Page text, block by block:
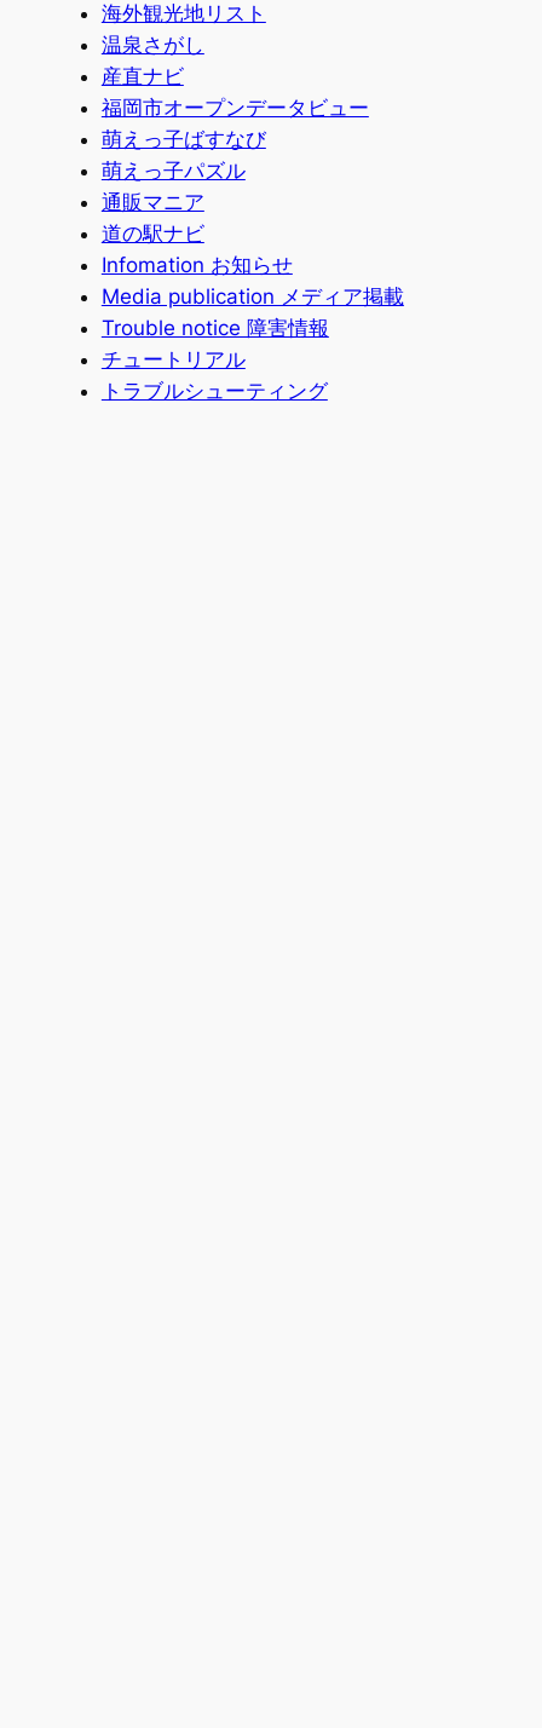
海外観光地リスト
温泉さがし
産直ナビ
福岡市オープンデータビュー
萌えっ子ばすなび
萌えっ子パズル
通販マニア
道の駅ナビ
Infomation お知らせ
Media publication メディア掲載
Trouble notice 障害情報
チュートリアル
トラブルシューティング